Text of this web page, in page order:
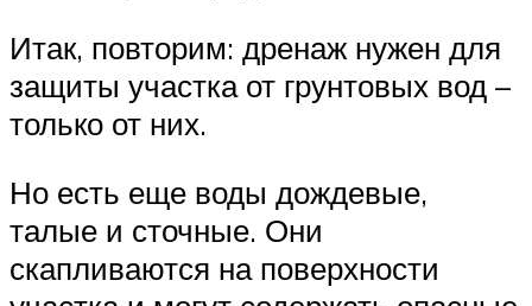
Итак, повторим: дренаж нужен для
защиты участка от грунтовых вод –
только от них.
Но есть еще воды дождевые,
талые и сточные. Они
скапливаются на поверхности